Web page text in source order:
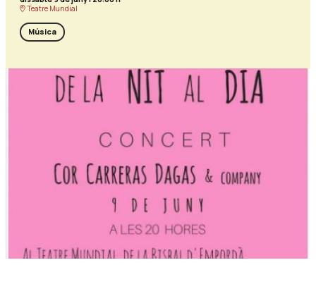
Teatre Mundial
Música